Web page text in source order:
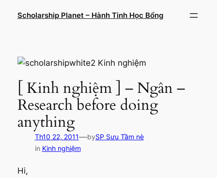
dung
Scholarship Planet – Hành Tinh Học Bổng
[ Kinh nghiệm ] – Ngân –
Research before doing
anything
Th10 22, 2011—bySP Sưu Tầm nè
in Kinh nghiệm
Hi,